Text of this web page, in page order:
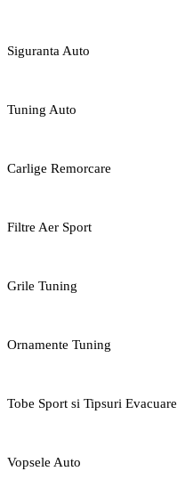
Siguranta Auto
Tuning Auto
Carlige Remorcare
Filtre Aer Sport
Grile Tuning
Ornamente Tuning
Tobe Sport si Tipsuri Evacuare
Vopsele Auto